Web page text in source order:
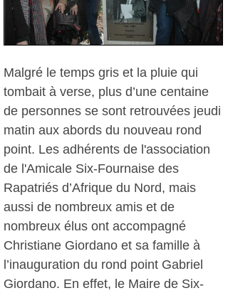
Malgré le temps gris et la pluie qui
tombait à verse, plus d’une centaine
de personnes se sont retrouvées jeudi
matin aux abords du nouveau rond
point. Les adhérents de l'association
de l'Amicale Six-Fournaise des
Rapatriés d’Afrique du Nord, mais
aussi de nombreux amis et de
nombreux élus ont accompagné
Christiane Giordano et sa famille à
l’inauguration du rond point Gabriel
Giordano. En effet, le Maire de Six-